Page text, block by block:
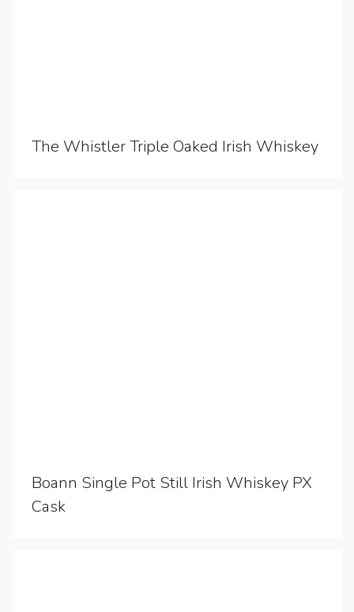
The Whistler Triple Oaked Irish Whiskey
Boann Single Pot Still Irish Whiskey PX
Cask